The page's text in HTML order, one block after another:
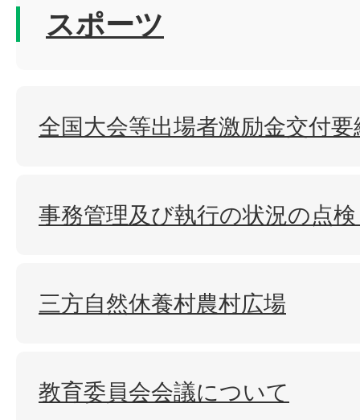
スポーツ
全国大会等出場者激励金交付要
事務管理及び執行の状況の点
三方自然休養村農村広場
教育委員会会議について